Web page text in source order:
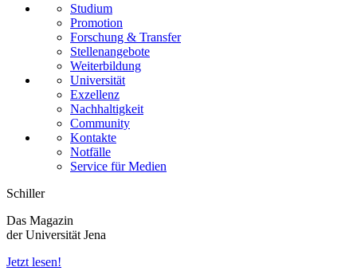
Studium
Promotion
Forschung & Transfer
Stellenangebote
Weiterbildung
Universität
Exzellenz
Nachhaltigkeit
Community
Kontakte
Notfälle
Service für Medien
Schiller
Das Magazin
der Universität Jena
Jetzt lesen!